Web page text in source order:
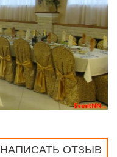
НАПИСАТЬ ОТЗЫВ